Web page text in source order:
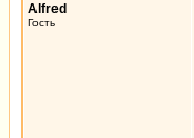
Alfred
Гость